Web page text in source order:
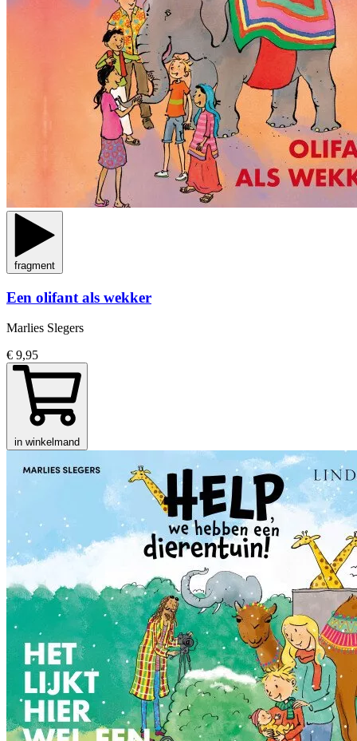
fragment
Een olifant als wekker
Marlies Slegers
€ 9,95
in winkelmand